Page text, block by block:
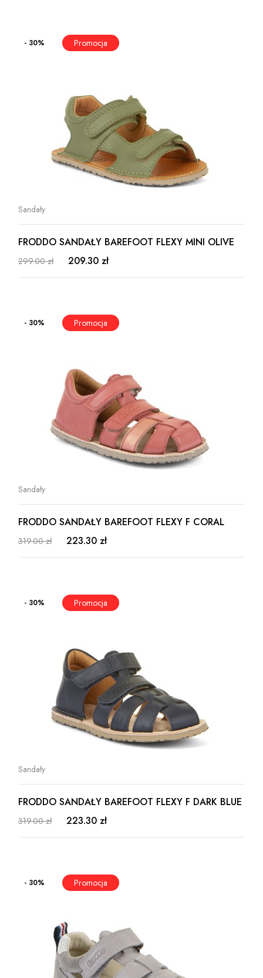
- 30%
Sandały
FRODDO SANDAŁY BAREFOOT FLEXY MINI OLIVE
299.00 zł 209.30 zł
- 30%
Sandały
FRODDO SANDAŁY BAREFOOT FLEXY F CORAL
319.00 zł 223.30 zł
- 30%
Sandały
FRODDO SANDAŁY BAREFOOT FLEXY F DARK BLUE
319.00 zł 223.30 zł
- 30%